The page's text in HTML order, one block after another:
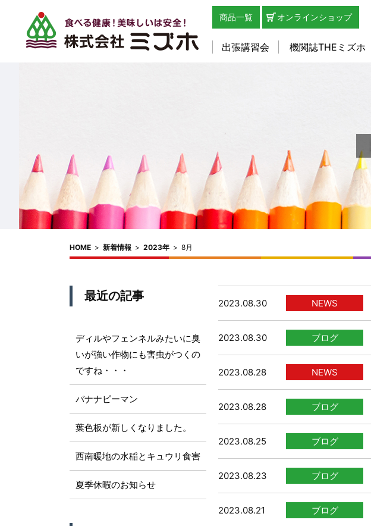
商品一覧 オンラインショップ
出張講習会 機関誌THEミズホ
HOME > 新着情報 > 2023年 > 8月
2023.08.30 NEWS
2023.08.30 ブログ
2023.08.28 NEWS
2023.08.28 ブログ
2023.08.25 ブログ
2023.08.23 ブログ
2023.08.21 ブログ
最近の記事
ディルやフェンネルみたいに臭
いが強い作物にも害虫がつくの
ですね・・・
バナナピーマン
葉色板が新しくなりました。
西南暖地の水稲とキュウリ食害
夏季休暇のお知らせ